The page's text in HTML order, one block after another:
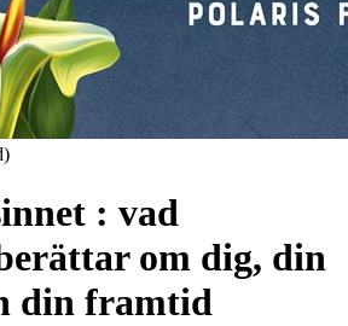
: vad
om dig, din
din framtid